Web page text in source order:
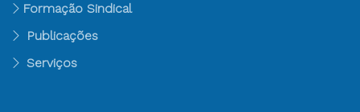
Formação Sindical
Publicações
Serviços